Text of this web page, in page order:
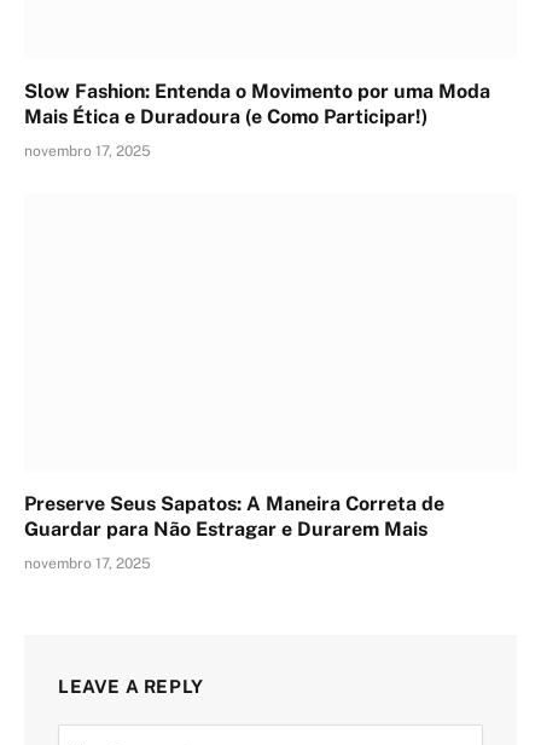
Slow Fashion: Entenda o Movimento por uma Moda
Mais Ética e Duradoura (e Como Participar!)
novembro 17, 2025
Preserve Seus Sapatos: A Maneira Correta de
Guardar para Não Estragar e Durarem Mais
novembro 17, 2025
LEAVE A REPLY